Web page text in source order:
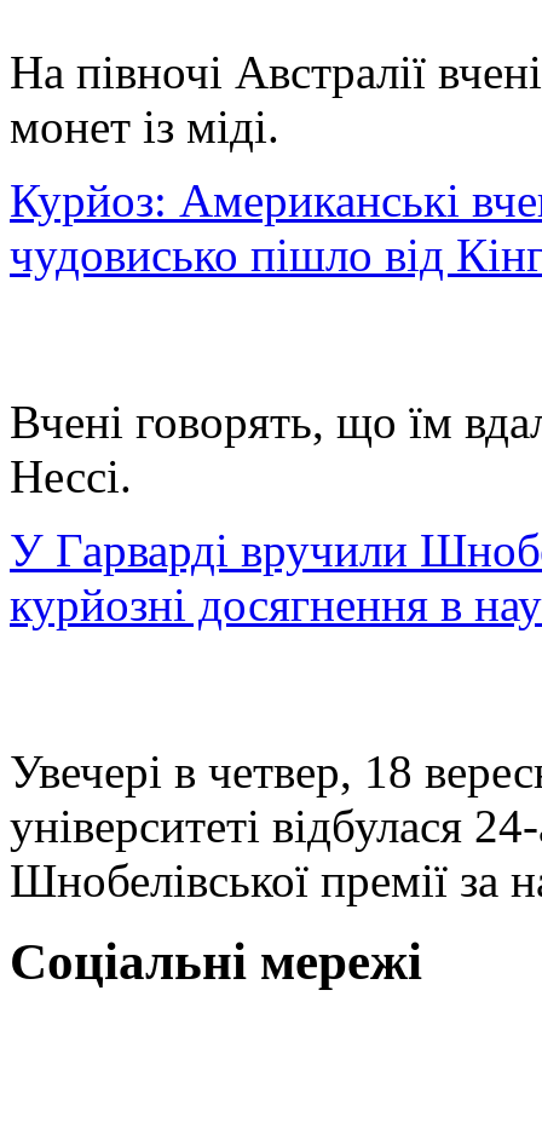
На півночі Австралії
монет із міді.
Курйоз: Американські
чудовисько пішло від
Вчені говорять, що їм
Нессі.
У Гарварді вручили
курйозні досягнення в
Увечері в четвер, 18
університеті відбулася
Шнобелівської премії за
Соціальні мережі